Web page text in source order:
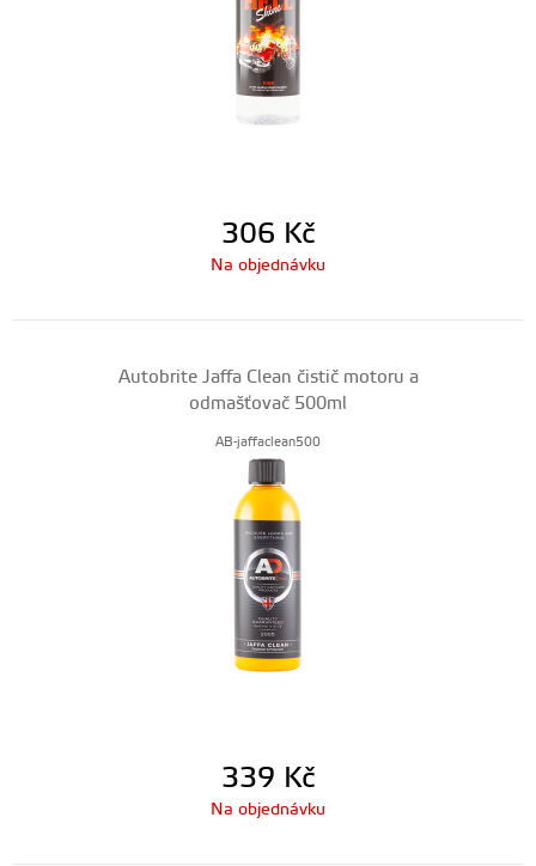
306 Kč
Na objednávku
Autobrite Jaffa Clean čistič motoru a
odmašťovač 500ml
AB-jaffaclean500
339 Kč
Na objednávku